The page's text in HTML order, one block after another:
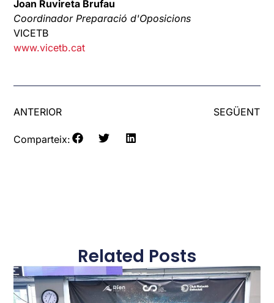
Joan Ruvireta Brufau
Coordinador Preparació d'Oposicions
VICETB
www.vicetb.cat
ANTERIOR SEGÜENT
Comparteix:
Related Posts